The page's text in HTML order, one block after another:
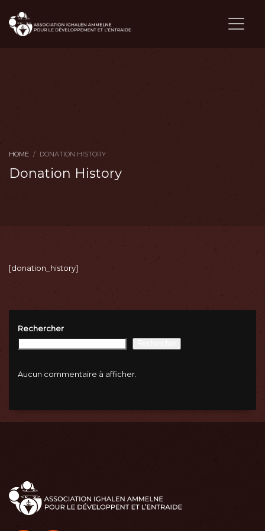
HOME DONATION HISTORY
Donation History
[donation_history]
Rechercher
Aucun commentaire à afficher.